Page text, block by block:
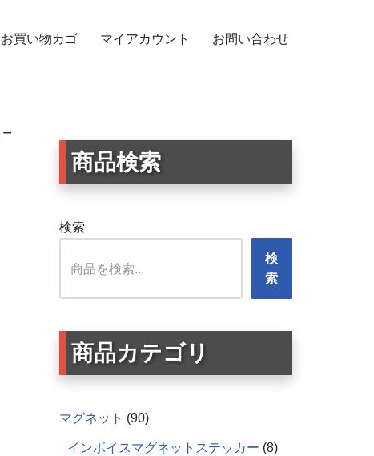
お買い物カゴ マイアカウント お問い合わせ
ケース・タンブラー用 円形ステッカー London
商品検索
検索
検
索
商品カテゴリ
マグネット 90
インボイスマグネットステッカー 8